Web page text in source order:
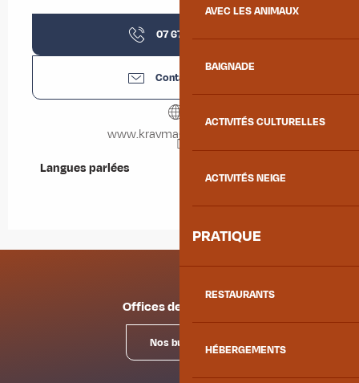
AVEC LES ANIMAUX
BAIGNADE
ACTIVITÉS CULTURELLES
ACTIVITÉS NEIGE
PRATIQUE
RESTAURANTS
HÉBERGEMENTS
07 67 69 77
Contactez-nous
www.kravmagasavoie.com
Langues parlées
Langues parlées
Offices de tourisme
Nos bureaux